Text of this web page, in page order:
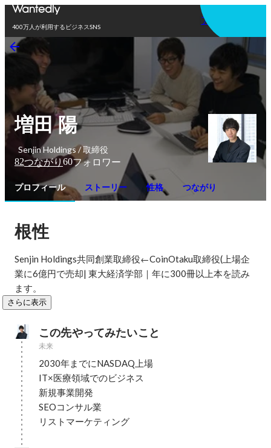
400万人が利用するビジネスSNS
アプリを使う
増田 陽
Senjin Holdings / 取締役
82つながり 60フォロワー
プロフィール ストーリー 性格 つながり
根性
Senjin Holdings共同創業取締役←CoinOtaku取締役(上場企
業に6億円で売却| 東大経済学部｜年に300冊以上本を読み
ます。
さらに表示
この先やってみたいこと
未来
2030年までにNASDAQ上場
IT×医療領域でのビジネス
新規事業開発
SEOコンサル業
リストマーケティング